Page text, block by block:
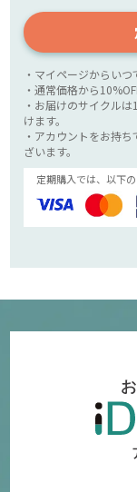
・マイページからいつ
・通常価格から
・お届けのサイクル
けます。
・アカウントをお持
ざいます。
定期購入では、以下